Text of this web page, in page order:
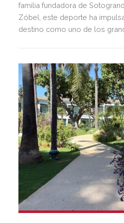
familia fundadora de
Zóbel, este deporte ha
destino como uno de los
exclusiva agenda social.